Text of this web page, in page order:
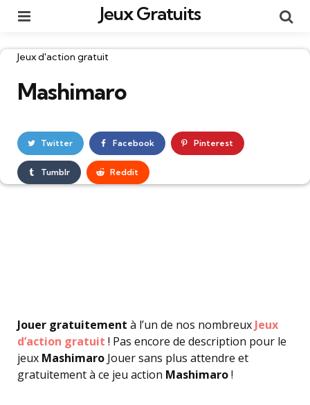
Jeux Gratuits
Catégories
Jeux d'action gratuit
Mashimaro
Twitter Facebook Pinterest
Tumblr Reddit
Jouer gratuitement à l’un de nos nombreux Jeux
d’action gratuit ! Pas encore de description pour le
jeux Mashimaro Jouer sans plus attendre et
gratuitement à ce jeu action Mashimaro!